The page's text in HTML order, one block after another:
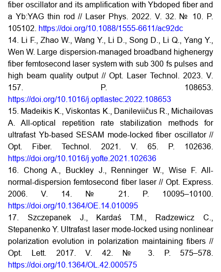
fiber oscillator and its amplification with Ybdoped fiber and
a Yb:YAG thin rod // Laser Phys. 2022. V. 32. № 10. P.
105102.
https://doi.org/10.1088/1555-6611/ac92dc
14. Li F., Zhao W., Wang Y., Li D., Song D., Li Q., Yang Y.,
Wen W. Large dispersion-managed broadband highenergy
fiber femtosecond laser system with sub 300 fs pulses and
high beam quality output // Opt. Laser Technol. 2023. V.
157. P. 108653.
https://doi.org/10.1016/j.optlastec.2022.108653
15. Madeikis K., Viskontas K., Danileviičus R., Michailovas
A. All-optical repetition rate stabilization methods for
ultrafast Yb-based SESAM mode-locked fiber oscillator //
Opt. Fiber. Technol. 2021. V. 65. P. 102636.
https://doi.org/10.1016/j.yofte.2021.102636
16. Chong A., Buckley J., Renninger W., Wise F. All-
normal-dispersion femtosecond fiber laser // Opt. Express.
2006. V. 14. № 21. P. 10095–10100.
https://doi.org/10.1364/OE.14.010095
17. Szczepanek J., Kardaś T.M., Radzewicz C.,
Stepanenko Y. Ultrafast laser mode-locked using nonlinear
polarization evolution in polarization maintaining fibers //
Opt. Lett. 2017. V. 42. № 3. P. 575–578.
https://doi.org/10.1364/OL.42.000575